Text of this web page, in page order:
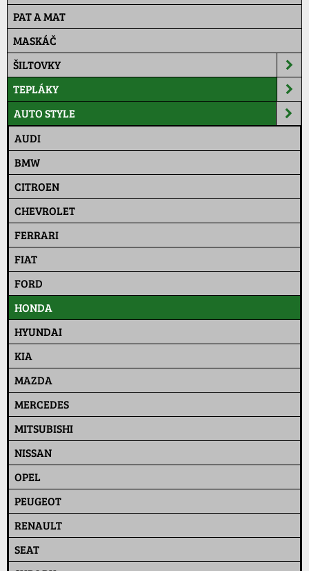
PAT A MAT
MASKÁČ
ŠILTOVKY
TEPLÁKY
AUTO STYLE
AUDI
BMW
CITROEN
CHEVROLET
FERRARI
FIAT
FORD
HONDA
HYUNDAI
KIA
MAZDA
MERCEDES
MITSUBISHI
NISSAN
OPEL
PEUGEOT
RENAULT
SEAT